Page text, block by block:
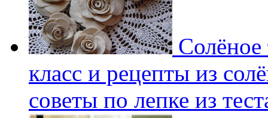
Солёное
класс и рецепты из
советы по лепке из